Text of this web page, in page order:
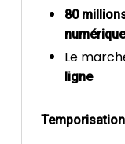
80
numérique
Le
ligne